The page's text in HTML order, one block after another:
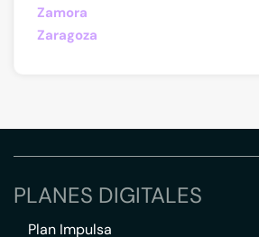
Zamora
Zaragoza
PLANES DIGITALES
Plan Impulsa